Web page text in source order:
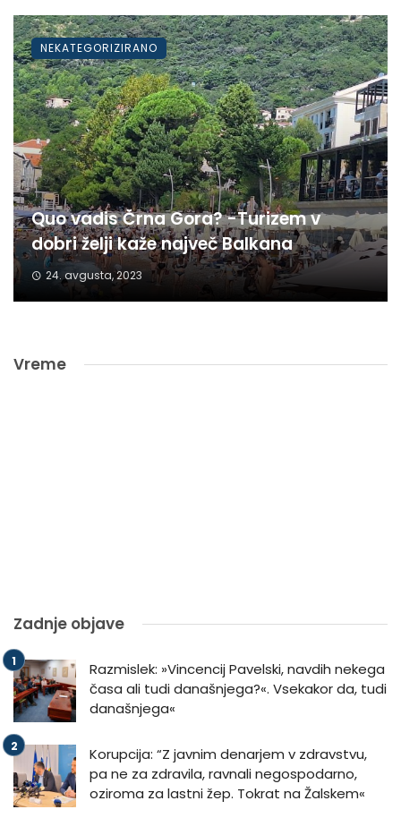
Quo vadis Črna Gora? -Turizem v
dobri želji kaže največ Balkana
24. avgusta, 2023
NEKATEGORIZIRANO
Vreme
Zadnje objave
Razmislek: »Vincencij Pavelski, navdih nekega
časa ali tudi današnjega?«. Vsekakor da, tudi
današnjega«
Korupcija: “Z javnim denarjem v zdravstvu,
pa ne za zdravila, ravnali negospodarno,
oziroma za lastni žep. Tokrat na Žalskem«